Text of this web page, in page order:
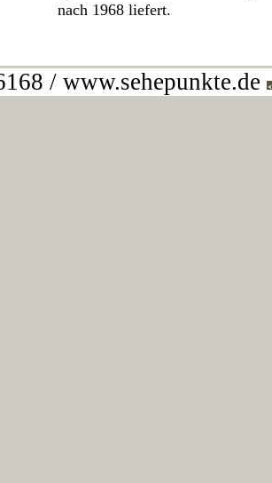
nach 1968 liefert.
/ www.sehepunkte.de